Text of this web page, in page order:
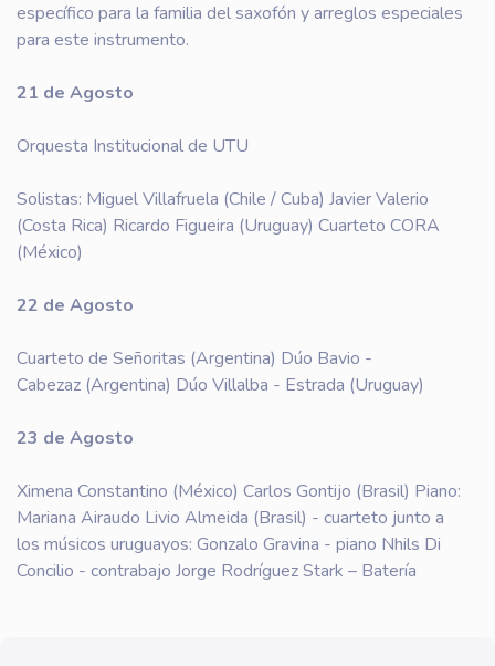
específico para la familia del saxofón y arreglos especiales
para este instrumento.
21 de Agosto
Orquesta Institucional de UTU
Solistas: Miguel Villafruela (Chile / Cuba) Javier Valerio
(Costa Rica) Ricardo Figueira (Uruguay) Cuarteto CORA
(México)
22 de Agosto
Cuarteto de Señoritas (Argentina) Dúo Bavio -
Cabezaz (Argentina) Dúo Villalba - Estrada (Uruguay)
23 de Agosto
Ximena Constantino (México) Carlos Gontijo (Brasil) Piano:
Mariana Airaudo Livio Almeida (Brasil) - cuarteto junto a
los músicos uruguayos: Gonzalo Gravina - piano Nhils Di
Concilio - contrabajo Jorge Rodríguez Stark – Batería